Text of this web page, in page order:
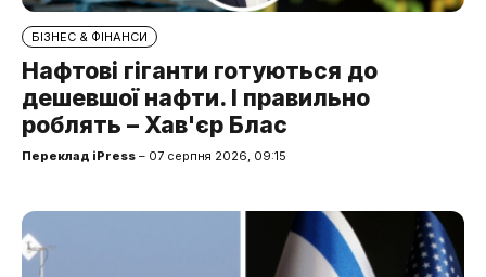
БІЗНЕС & ФІНАНСИ
Нафтові гіганти готуються до
дешевшої нафти. І правильно
роблять – Хав'єр Блас
Переклад iPress – 07 серпня 2026, 09:15